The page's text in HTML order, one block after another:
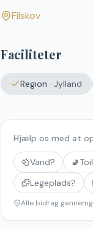
Filskov
Faciliteter
Region · Jylland
Hjælp os med at
Vand? 🚽
Legeplads?
Alle bidrag